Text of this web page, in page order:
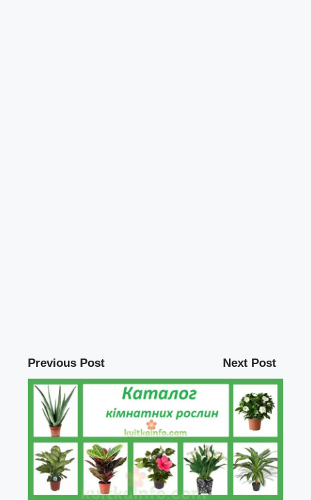
Previous Post Next Post